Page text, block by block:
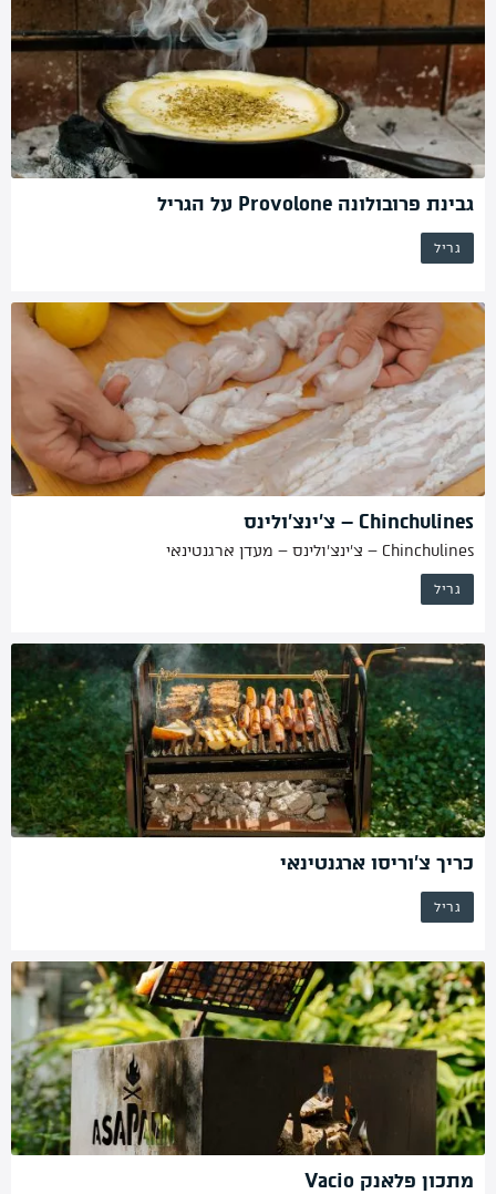
גבינת פרובולונה Provolone על הגריל
גריל
Chinchulines – צ’ינצ’ולינס
Chinchulines – צ’ינצ’ולינס – מעדן ארגנטינאי
גריל
כריך צ’וריסו ארגנטינאי
גריל
מתכון פלאנק Vacio